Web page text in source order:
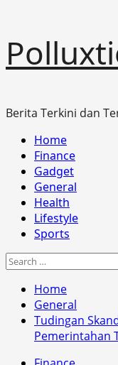
to
content
Berita Terkini dan
Primary
Menu
Home
Finance
Gadget
General
Health
Lifestyle
Sports
Search
Home
General
Tudingan
Pemerintahan